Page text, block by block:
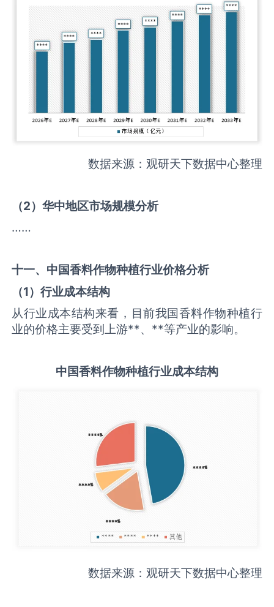
数据来源：观研天下数据中心整理
（2）华中地区市场规模分析
……
十一、中国香料作物种植行业价格分析
（1）行业成本结构
从行业成本结构来看，目前我国香料作物种植行
业的价格主要受到上游**、**等产业的影响。
中国香料作物种植行业成本结构
数据来源：观研天下数据中心整理